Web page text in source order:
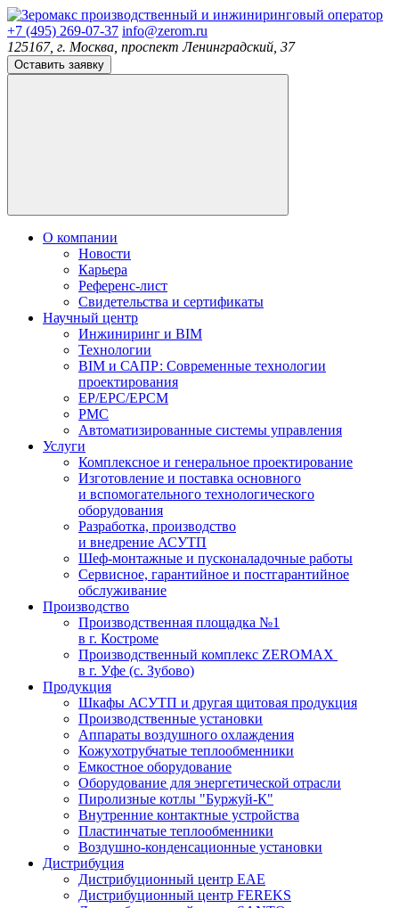
производственный и инжиниринговый оператор
+7 (495) 269-07-37 info@zerom.ru
125167, г. Москва, проспект Ленинградский, 37
Оставить заявку
О компании
Новости
Карьера
Референс-лист
Свидетельства и сертификаты
Научный центр
Инжиниринг и BIM
Технологии
BIM и САПР: Современные технологии
проектирования
EP/EPC/EPCM
PMC
Автоматизированные системы управления
Услуги
Комплексное и генеральное проектирование
Изготовление и поставка основного
и вспомогательного технологического
оборудования
Разработка, производство
и внедрение АСУТП
Шеф-монтажные и пусконаладочные работы
Сервисное, гарантийное и постгарантийное
обслуживание
Производство
Производственная площадка №1
в г. Костроме
Производственный комплекс ZEROMAX
в г. Уфе (с. Зубово)
Продукция
Шкафы АСУТП и другая щитовая продукция
Производственные установки
Аппараты воздушного охлаждения
Кожухотрубчатые теплообменники
Емкостное оборудование
Оборудование для энергетической отрасли
Пиролизные котлы "Буржуй-К"
Внутренние контактные устройства
Пластинчатые теплообменники
Воздушно-конденсационные установки
Дистрибуция
Дистрибуционный центр EAE
Дистрибуционный центр FEREKS